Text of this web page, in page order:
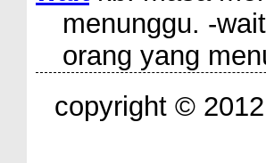
menunggu. -
orang yang
copyright © 2012